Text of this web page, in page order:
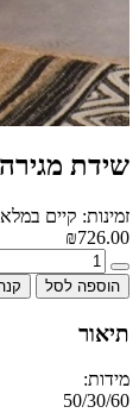
שידת מגירה
זמינות: קיים
₪726.00
הוספה לסל
תיאור
מידות:
50/30/60